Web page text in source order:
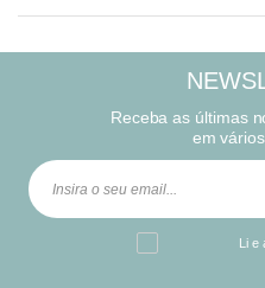
Receba as últimas
em
Li e